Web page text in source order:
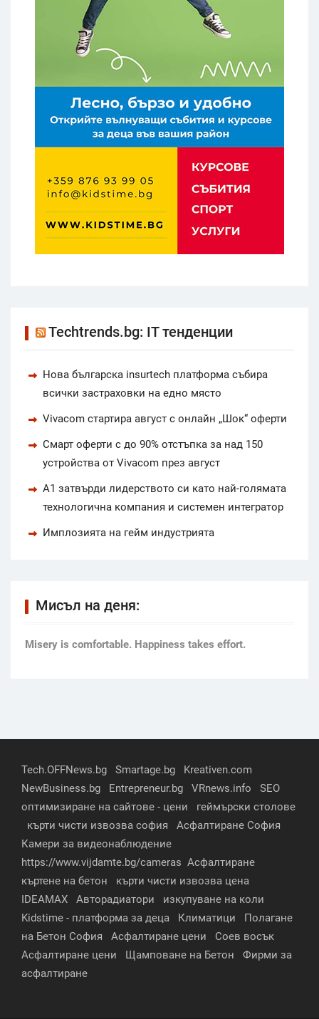
Techtrends.bg: IT тенденции
Нова българска insurtech платформа събира
всички застраховки на едно място
Vivacom стартира август с онлайн „Шок“ оферти
Смарт оферти с до 90% отстъпка за над 150
устройства от Vivacom през август
А1 затвърди лидерството си като най-голямата
технологична компания и системен интегратор
Имплозията на гейм индустрията
Мисъл на деня:
Мisery is comfortable. Happiness takes effort.
Tech.OFFNews.bg Smartage.bg
Kreativen.com
NewBusiness.bg
Entrepreneur.bg VRnews.info
SEO
оптимизиране на сайтове - цени
геймърски столове
кърти чисти извозва софия
Асфалтиране София
Камери за видеонаблюдение
https://www.vijdamte.bg/cameras Асфалтиране
къртене на бетон
кърти чисти извозва цена
IDEAMAX
Авторадиатори
изкупуване на коли
Kidstime - платформа за деца
Климатици
Полагане
на Бетон София
Асфалтиране цени
Соев восък
Асфалтиране цени
Щамповане на Бетон
Фирми за
асфалтиране